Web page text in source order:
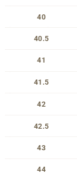
40
40.5
41
41.5
42
42.5
43
44